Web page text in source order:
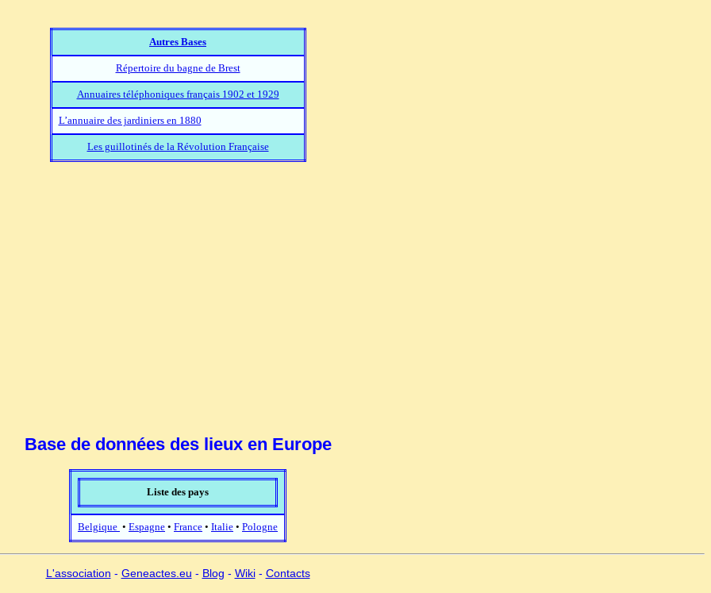
Autres Bases
Répertoire du bagne de Brest
Annuaires téléphoniques français 1902 et 1929
L’annuaire des jardiniers en 1880
Les guillotinés de la Révolution Française
Base de données des lieux en Europe
Liste des pays
Belgique • Espagne • France • Italie • Pologne
L'association - Geneactes.eu - Blog - Wiki- Contacts